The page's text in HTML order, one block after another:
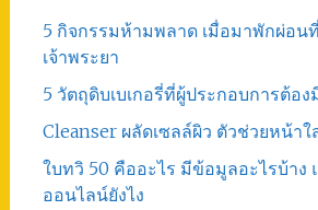
5 กิจกรรมห้ามพลาด เมื่อมาพักผ่อ
เจ้าพระยา
5 วัตถุดิบเบเกอรี่ที่ผู้ประกอบการต้อ
Cleanser ผลัดเซลล์ผิว ตัวช่วยหน้า
ใบทวิ 50 คืออะไร มีข้อมูลอะไรบ้าง
ออนไลน์ยังไง